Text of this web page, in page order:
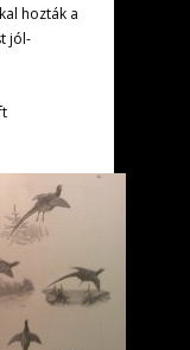
hozták a
jól-